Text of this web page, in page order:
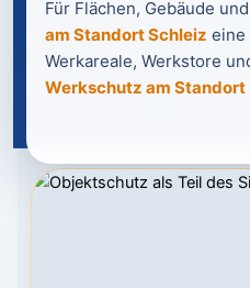
Für Flächen, Gebäude
am Standort Schleiz eine
Werkareale, Werkstore
Werkschutz am Standort